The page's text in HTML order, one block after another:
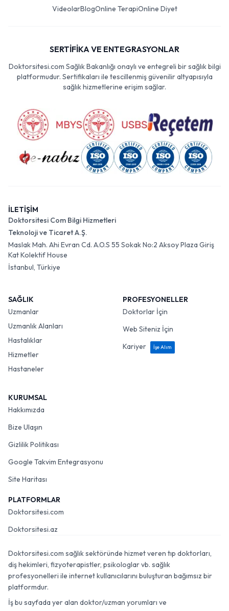
VideolarBlogOnline TerapiOnline Diyet
SERTİFİKA VE ENTEGRASYONLAR
Doktorsitesi.com Sağlık Bakanlığı onaylı ve entegreli bir sağlık bilgi
platformudur. Sertifikaları ile tescillenmiş güvenilir altyapısıyla
sağlık hizmetlerine erişim sağlar.
İLETİŞİM
Doktorsitesi Com Bilgi Hizmetleri
Teknoloji ve Ticaret A.Ş.
Maslak Mah. Ahi Evran Cd. A.O.S 55 Sokak No:2 Aksoy Plaza Giriş
Kat Kolektif House
İstanbul, Türkiye
SAĞLIK
Uzmanlar
Uzmanlık Alanları
Hastalıklar
Hizmetler
Hastaneler
PROFESYONELLER
Doktorlar İçin
Web Siteniz İçin
Kariyer
İşe Alım
KURUMSAL
Hakkımızda
Bize Ulaşın
Gizlilik Politikası
Google Takvim Entegrasyonu
Site Haritası
PLATFORMLAR
Doktorsitesi.com
Doktorsitesi.az
Doktorsitesi.com sağlık sektöründe hizmet veren tıp doktorları,
diş hekimleri, fizyoterapistler, psikologlar vb. sağlık
profesyonelleri ile internet kullanıcılarını buluşturan bağımsız bir
platformdur.
İş bu sayfada yer alan doktor/uzman yorumları ve